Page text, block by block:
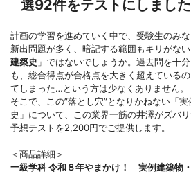
選92件をテストにしました
計画の学習を進めていく中で、受験生のみ
新出問題が多く、暗記する範囲もキリがな
建築史 」ではないでしょうか。過去問を十
も、総合得点が合格点を大きく超えている
てしまった…という方は少なくありません。
そこで、この”落とし穴”となりかねない「
史」について、この業界一筋の井澤がズバ
予想テストを2,200円でご提供します。
＜商品詳細＞
一級学科 令和８年やまかけ！ 実例建築物